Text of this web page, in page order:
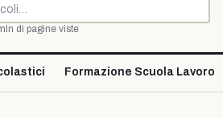
di pagine viste
Formazione Scuola Lavoro